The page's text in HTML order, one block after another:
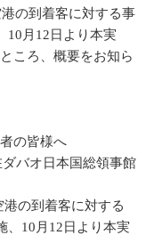
の到着客に対する事
10月12日より本実
ころ、概要をお知ら
の皆様へ
ダバオ日本国総領事館
の到着客に対する
、10月12日より本実